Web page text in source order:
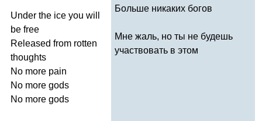
Under the ice you will
be free
Released from rotten
thoughts
No more pain
No more gods
No more gods
Больше никаких богов
Мне жаль, но ты не будешь
участвовать в этом